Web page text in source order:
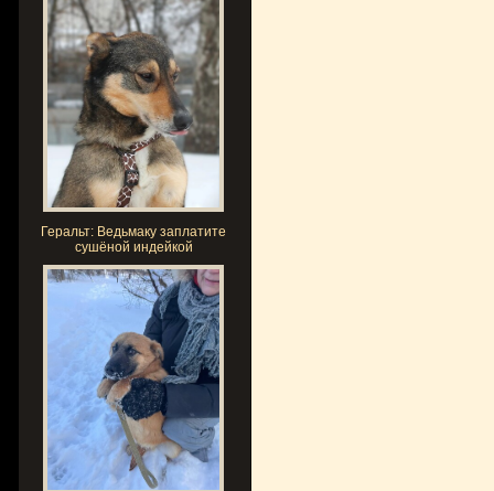
Геральт: Ведьмаку заплатите
сушёной индейкой